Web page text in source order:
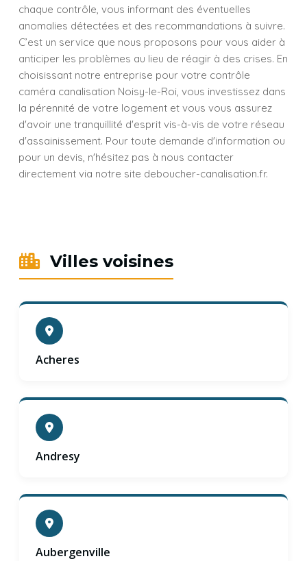
chaque contrôle, vous informant des éventuelles
anomalies détectées et des recommandations à suivre.
C’est un service que nous proposons pour vous aider à
anticiper les problèmes au lieu de réagir à des crises. En
choisissant notre entreprise pour votre contrôle
caméra canalisation Noisy-le-Roi, vous investissez dans
la pérennité de votre logement et vous vous assurez
d'avoir une tranquillité d'esprit vis-à-vis de votre réseau
d'assainissement. Pour toute demande d'information ou
pour un devis, n'hésitez pas à nous contacter
directement via notre site deboucher-canalisation.fr.
Villes voisines
Acheres
Andresy
Aubergenville